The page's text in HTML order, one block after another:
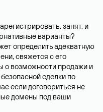
занят, и
варианты?
определить адекватную
свяжется с его
о возможности продажи и
сделки по
если договориться не
домены под ваши